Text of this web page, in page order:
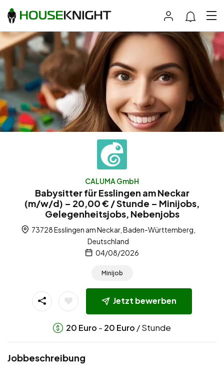
CALUMA GmbH
Babysitter für Esslingen am Neckar
(m/w/d) – 20,00 € / Stunde – Minijobs,
Gelegenheitsjobs, Nebenjobs
73728 Esslingen am Neckar, Baden-Württemberg,
Deutschland
04/08/2026
Minijob
Jetzt bewerben
20 Euro - 20 Euro / Stunde
Jobbeschreibung